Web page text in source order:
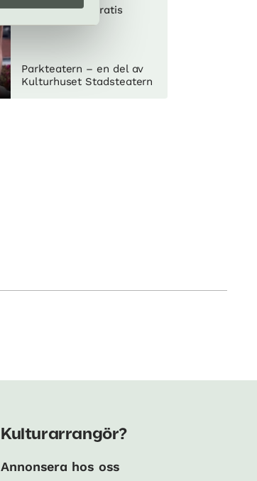
4 september Gratis
Parkteatern – en del av
Kulturhuset Stadsteatern
Kulturarrangör?
Annonsera hos oss